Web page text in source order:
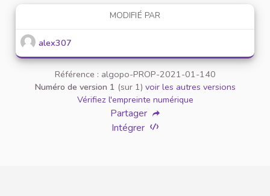
MODIFIÉ PAR
alex307
Référence : algopo-PROP-2021-01-140
Numéro de version 1 (sur 1) voir les autres versions
Vérifiez l'empreinte numérique
Partager
Intégrer